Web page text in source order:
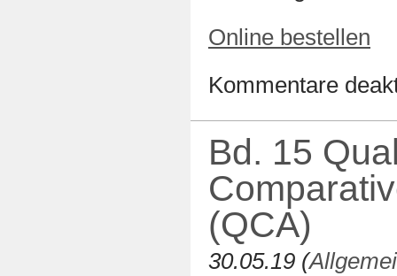
Online bestellen
Kommentare
Bd. 15
(QCA)
30.05.19 (